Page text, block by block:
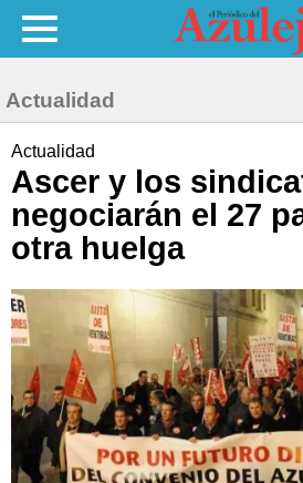
Actualidad
Actualidad
Ascer y los
negociarán el 27
otra huelga